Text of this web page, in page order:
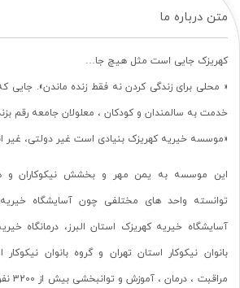
متن درباره ما
کهریزک جایی است مثل هیچ جا…
« محلی برای زندگی کردن نه فقط زنده ماندن». جایی
خدمت به سالمندان و کودکان ، معلولان جامعه رقم
«موسسه خیریه کهریزک بنیادی است غیر دولتی، غیر
این موسسه به یمن مهر و بخشش نیکوکاران و
توانسته واحد های مختلفی چون آسایشگاه خیریه
آسایشگاه خیریه کهریزک استان البرز، درمانگاه
بانوان نیکوکار استان تهران و گروه بانوان
مراقبت